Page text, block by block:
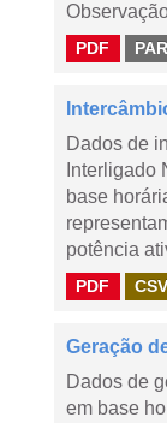
PDF
Dados de
Interligado
base
potência
PDF CSV
Geração
Dados de
em base